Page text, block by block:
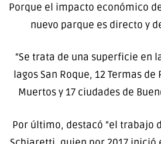
Porque el impacto económico
nuevo parque es directo y
“Se trata de una superficie en
lagos San Roque, 12 Termas de
Muertos y 17 ciudades de
Por último, destacó “el trabajo